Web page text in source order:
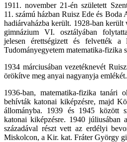
1911. november 21-én született
11. számú házban Ruisz Ede és
hadiárvaházba került. 1928-ban került
gimnázium VI. osztályában
jelesen érettségizett és felvették
Tudományegyetem matematika-fizika
1934 márciusában vezetéknevét
örökítve meg anyai nagyanyja emlékét.
1936-ban, matematika-fizika tanári
behívták katonai kiképzésre, majd
állományba. 1939 és 1945 között
katonai kiképzésre. 1940 júliusában
századával részt vett az erdélyi
Miskolcon, a Kir. kat. Fráter György